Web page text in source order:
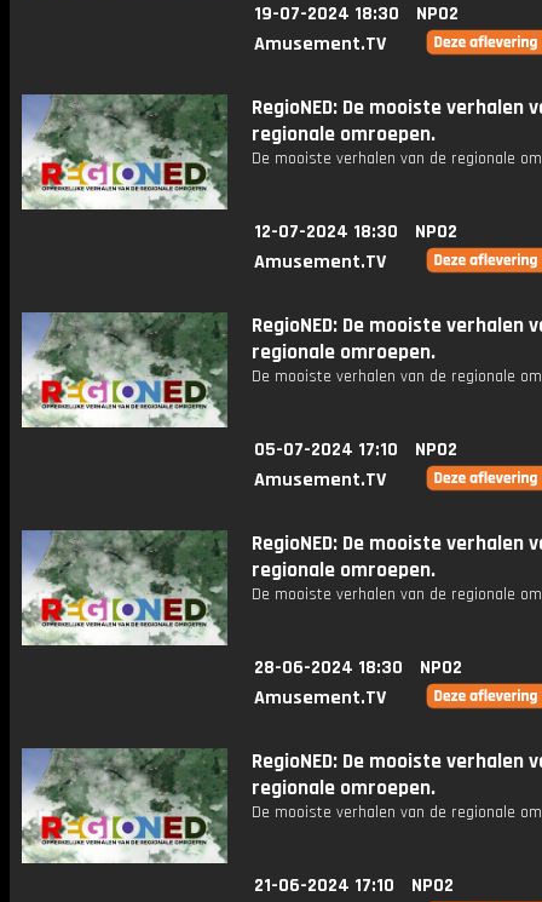
19-07-2024 18:30
NPO2
Amusement.TV
RegioNED: De mooiste verhalen
regionale omroepen.
De mooiste verhalen van de regionale
12-07-2024 18:30
NPO2
Amusement.TV
RegioNED: De mooiste verhalen
regionale omroepen.
De mooiste verhalen van de regionale
05-07-2024 17:10
NPO2
Amusement.TV
RegioNED: De mooiste verhalen
regionale omroepen.
De mooiste verhalen van de regionale
28-06-2024 18:30
NPO2
Amusement.TV
RegioNED: De mooiste verhalen
regionale omroepen.
De mooiste verhalen van de regionale
21-06-2024 17:10
NPO2